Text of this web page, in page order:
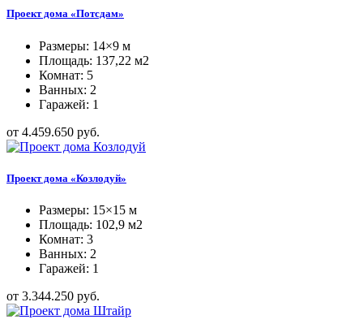
Проект дома «Потсдам»
Размеры: 14×9 м
Площадь: 137,22 м2
Комнат: 5
Ванных: 2
Гаражей: 1
от 4.459.650 руб.
Проект дома «Козлодуй»
Размеры: 15×15 м
Площадь: 102,9 м2
Комнат: 3
Ванных: 2
Гаражей: 1
от 3.344.250 руб.